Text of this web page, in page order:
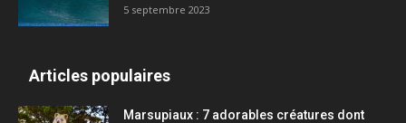
5 septembre 2023
Articles populaires
Marsupiaux : 7 adorables créatures dont